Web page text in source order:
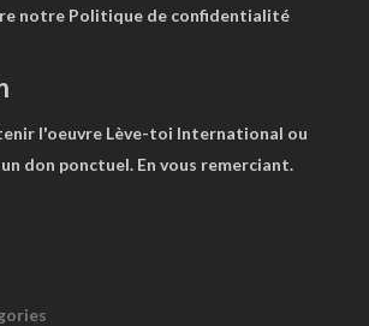
notre Politique de confidentialité
l'oeuvre Lève-toi International ou
don ponctuel. En vous remerciant.